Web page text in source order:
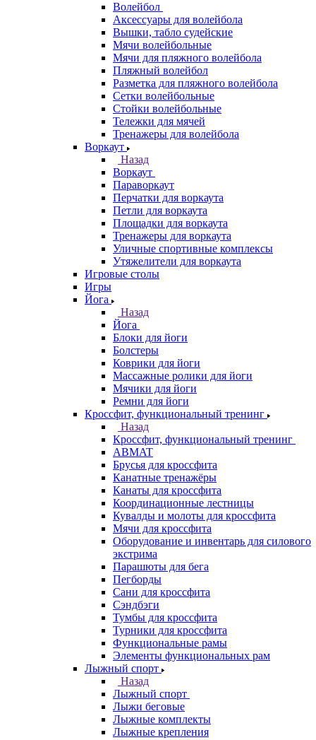
Волейбол
Аксессуары для волейбола
Вышки, табло судейские
Мячи волейбольные
Мячи для пляжного волейбола
Пляжный волейбол
Разметка для пляжного волейбола
Сетки волейбольные
Стойки волейбольные
Тележки для мячей
Тренажеры для волейбола
Воркаут
Назад
Воркаут
Параворкаут
Перчатки для воркаута
Петли для воркаута
Площадки для воркаута
Тренажеры для воркаута
Уличные спортивные комплексы
Утяжелители для воркаута
Игровые столы
Игры
Йога
Назад
Йога
Блоки для йоги
Болстеры
Коврики для йоги
Массажные ролики для йоги
Мячики для йоги
Ремни для йоги
Кроссфит, функциональный тренинг
Назад
Кроссфит, функциональный тренинг
ABMAT
Брусья для кроссфита
Канатные тренажёры
Канаты для кроссфита
Координационные лестницы
Кувалды и молоты для кроссфита
Мячи для кроссфита
Оборудование и инвентарь для силового
экстрима
Парашюты для бега
Пегборды
Сани для кроссфита
Сэндбэги
Тумбы для кроссфита
Турники для кроссфита
Функциональные рамы
Элементы функциональных рам
Лыжный спорт
Назад
Лыжный спорт
Лыжи беговые
Лыжные комплекты
Лыжные крепления